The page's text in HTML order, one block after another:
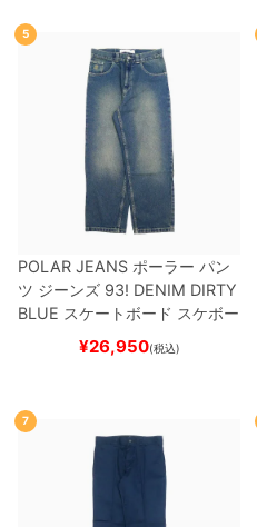
5
POLAR JEANS ポーラー パン
ツ ジーンズ 93! DENIM DIRTY
BLUE スケートボード スケボー
¥26,950(税込)
7